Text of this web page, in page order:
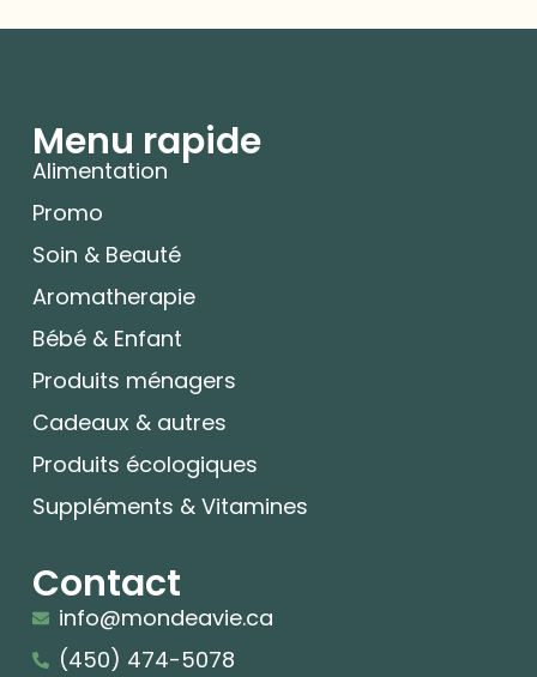
Menu rapide
Alimentation
Promo
Soin & Beauté
Aromatherapie
Bébé & Enfant
Produits ménagers
Cadeaux & autres
Produits écologiques
Suppléments & Vitamines
Contact
info@mondeavie.ca
(450) 474-5078